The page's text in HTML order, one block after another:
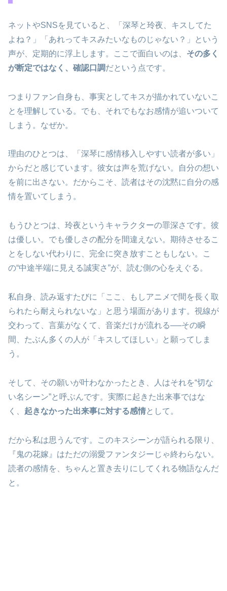
ネットやSNSを見ていると、「深琴と玲夜、キスしてた
よね？」「あれってキスみたいなものじゃない？」という
声が、定期的に浮上します。ここで面白いのは、 その多く
が断定ではなく、確認口調だという点です。
つまりファン自身も、事実としてキスが描かれていないこ
とを理解している。でも、それでもなお感情が追いついて
しまう。なぜか。
理由のひとつは、「深琴に感情移入しやすい読者が多い」
からだと感じています。彼女は声を荒げない。自分の想い
を前に出さない。だからこそ、読者はその沈黙に自分の感
情を置いてしまう。
もうひとつは、玲夜というキャラクターの罪深さです。彼
は優しい。でも優しさの配分を間違えない。期待させるこ
とをしない代わりに、完全に突き放すこともしない。こ
の“中途半端に見える誠実さ”が、読む側の心をえぐる。
私自身、読み返すたびに「ここ、もしアニメで間を長く取
られたら耐えられないな」と思う場面があります。視線が
交わって、言葉がなくて、音楽だけが流れる──その瞬
間、たぶん多くの人が「キスしてほしい」と願ってしま
う。
そして、その願いが叶わなかったとき、人はそれを“切な
い名シーン”と呼ぶんです。実際に起きた出来事ではな
く、 起きなかった出来事に対する感情として。
だから私は思うんです。このキスシーンが語られる限り、
『鬼の花嫁』はただの溺愛ファンタジーじゃ終わらない。
読者の感情を、ちゃんと置き去りにしてくれる物語なんだ
と。